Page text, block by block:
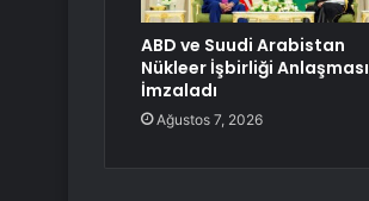
ABD ve Suudi Arabistan
Nükleer İşbirliği Anlaşması
İmzaladı
Ağustos 7, 2026